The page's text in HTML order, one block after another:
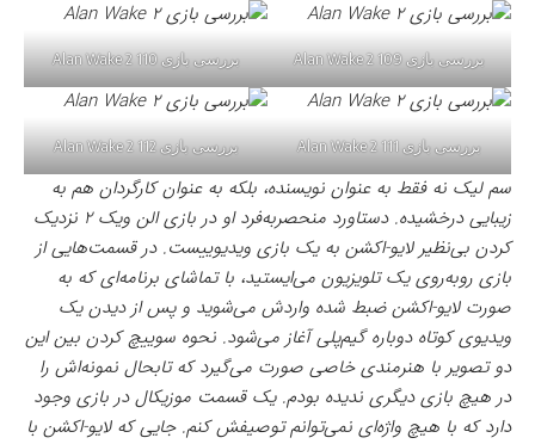
بررسی بازی Alan Wake 2 109 بررسی بازی Alan Wake 2 110
بررسی بازی Alan Wake 2 111 بررسی بازی Alan Wake 2 112
سم لیک نه فقط به عنوان نویسنده، بلکه به عنوان کارگردان هم به
زیبایی درخشیده. دستاورد منحصربه‌فرد او در بازی الن ویک ۲ نزدیک‌
کردن بی‌نظیر لایو‌-اکشن به یک بازی ویدیوییست. در قسمت‌هایی از
بازی روبه‌روی یک تلویزیون می‌ایستید، با تماشای برنامه‌ای که به
صورت لایو‌-اکشن ضبط شده واردش می‌شوید و پس از دیدن یک
ویدیوی کوتاه دوباره گیم‌پلی آغاز می‌شود. نحوه سوییچ کردن بین این
دو تصویر با هنرمندی خاصی صورت می‌گیرد که تابحال نمونه‌اش را
در هیچ بازی دیگری ندیده بودم. یک قسمت موزیکال در بازی وجود
دارد که با هیچ واژه‌ای نمی‌توانم توصیفش کنم. جایی که لایو-اکشن با